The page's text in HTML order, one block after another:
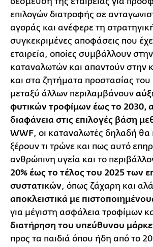
επιλογών διατροφής σε
αγοράς και ανέφερε τη στρατηγική
συγκεκριμένες αποφάσεις που
εταιρεία, οποίες συμβάλλουν
καταναλωτών και απαντούν στην
και στα ζητήματα προστασίας
μεταξύ άλλων περιλαμβάνουν
φυτικών τροφίμων έως το 2030,
διαφάνεια στις επιλογές βάση
WWF, οι καταναλωτές δηλαδή θα
ξέρουν τι τρώνε και πως αυτό
ανθρώπινη υγεία και το
20% έως το τέλος του 2025 των
συστατικών, όπως ζάχαρη και
αποκλειστικά με
για μέγιστη ασφάλεια τροφίμων
διατήρηση του υπεύθυνου
προς τα παιδιά όπου ήδη από το